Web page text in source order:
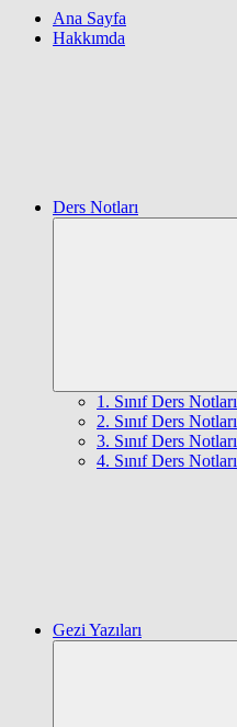
Ana Sayfa
Hakkımda
Ders Notları
1. Sınıf Ders Notları
2. Sınıf Ders Notları
3. Sınıf Ders Notları
4. Sınıf Ders Notları
Gezi Yazıları